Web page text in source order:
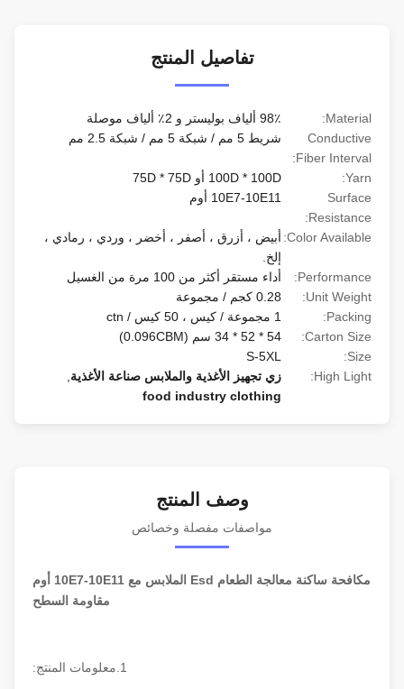
تفاصيل المنتج
Material:
Conductive
Fiber Interval:
شريط 5 مم / شبكة 5 مم / شبكة 2.5 مم
100D * 100D أو 75D * 75D
Surface
Resistance:
10E7-10E11 أوم
Color Available: أبيض ، أزرق ، أصفر ، أخضر ، وردي ، رمادي ،
Performance:
أداء مستقر أكثر من 100 مرة من الغسيل
Unit Weight:
0.28 كجم / مجموعة
Packing:
Carton Size:
54 * 52 * 34 سم (0.096CBM)
S-5XL
High Light:
زي تجهيز الأغذية والملابس صناعة الأغذية,
food industry clothing
وصف المنتج
مواصفات مفصلة وخصائص
مكافحة ساكنة معالجة الطعام Esd الملابس مع 10E7-10E11 أوم
مقاومة السطح